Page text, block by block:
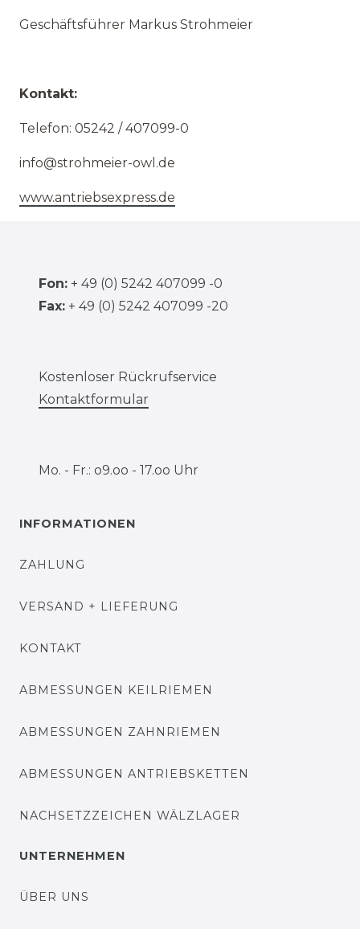
Geschäftsführer Markus Strohmeier
Kontakt:
Telefon: 05242 / 407099-0
info@strohmeier-owl.de
www.antriebsexpress.de
Fon: + 49 (0) 5242 407099 -0
Fax: + 49 (0) 5242 407099 -20
Kostenloser Rückrufservice
Kontaktformular
Mo. - Fr.: o9.oo - 17.oo Uhr
INFORMATIONEN
ZAHLUNG
VERSAND + LIEFERUNG
KONTAKT
ABMESSUNGEN KEILRIEMEN
ABMESSUNGEN ZAHNRIEMEN
ABMESSUNGEN ANTRIEBSKETTEN
NACHSETZZEICHEN WÄLZLAGER
UNTERNEHMEN
ÜBER UNS